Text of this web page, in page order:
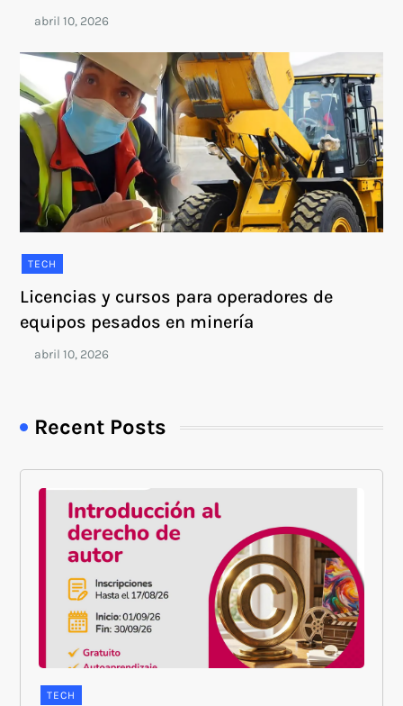
TECH
Licencias y cursos para operadores de
equipos pesados en minería
Recent Posts
TECH